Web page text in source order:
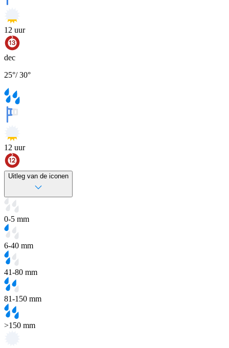
12 uur
dec
25°/30°
12 uur
Uitleg van de iconen
0-5 mm
6-40 mm
41-80 mm
81-150 mm
>150 mm